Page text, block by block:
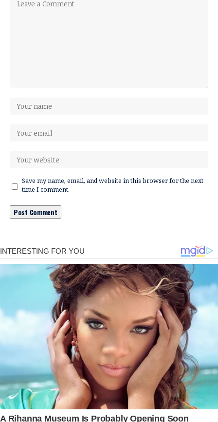
Save my name, email, and website in this browser for the next
time I comment.